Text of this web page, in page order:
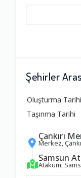
Şehirler
Oluşturma Tarihi
Taşınma Tarihi
Çankırı
Merkez,
Samsun
Atakum,